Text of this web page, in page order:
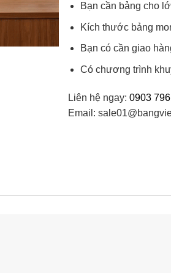
Bạn cần bảng cho
Kích thước bảng
Bạn có cần giao
Có chương trình
Liên hệ ngay: 0903
Email: